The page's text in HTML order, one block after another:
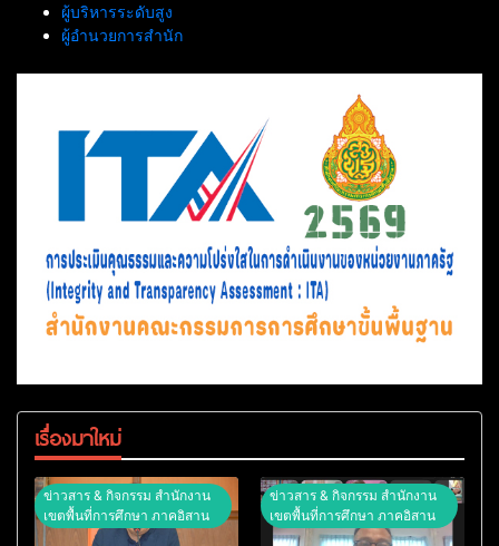
ผู้บริหารระดับสูง
ผู้อำนวยการสำนัก
เรื่องมาใหม่
ข่าวสาร & กิจกรรม สำนักงาน
เขตพื้นที่การศึกษา ภาคอิสาน
ข่าวสาร & กิจกรรม สำนักงาน
เขตพื้นที่การศึกษา ภาคอิสาน